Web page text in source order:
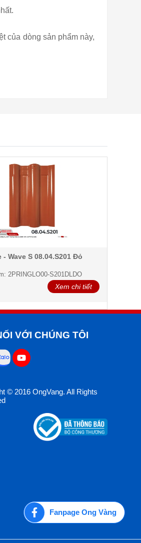
của dòng sản phẩm này,
- Wave S 08.04.S201 Đỏ
2PRINGLO00-S201DLDO
Xem chi tiết
VỚI CHÚNG TÔI
© 2016 OngVang. All Rights
Fanpage Ong Vàng